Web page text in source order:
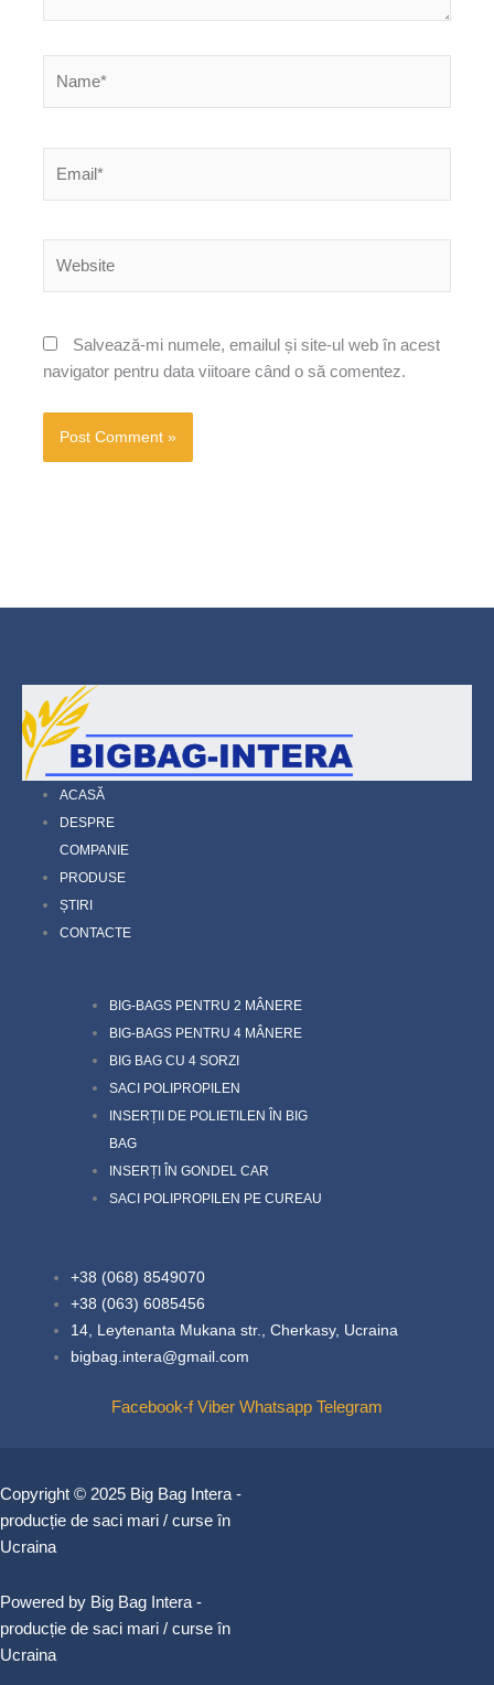
Salvează-mi numele, emailul și site-ul web în acest
navigator pentru data viitoare când o să comentez.
ACASĂ
DESPRE
COMPANIE
PRODUSE
ȘTIRI
CONTACTE
BIG-BAGS PENTRU 2 MÂNERE
BIG-BAGS PENTRU 4 MÂNERE
BIG BAG CU 4 SORZI
SACI POLIPROPILEN
INSERȚII DE POLIETILEN ÎN BIG
BAG
INSERȚI ÎN GONDEL CAR
SACI POLIPROPILEN PE CUREAU
+38 (068) 8549070
+38 (063) 6085456
14, Leytenanta Mukana str., Cherkasy, Ucraina
bigbag.intera@gmail.com
Facebook-f Viber Whatsapp Telegram
Copyright © 2025 Big Bag Intera -
producție de saci mari / curse în
Ucraina
Powered by Big Bag Intera -
producție de saci mari / curse în
Ucraina